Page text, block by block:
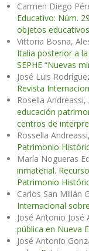
Carmen Diego
Educativo: Núm.
objetos
Vittoria Bosna,
Italia posterior a
SEPHE “Nuevas
José Luis
Revista
Rosella
educación
centros de
Rossella
Patrimonio
María Nogueras
inmaterial.
Patrimonio
Carlos San Millán
Internacional
José Antonio
pública en Nueva
José Antonio